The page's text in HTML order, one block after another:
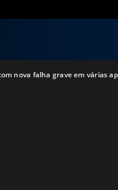
nova falha grave em várias